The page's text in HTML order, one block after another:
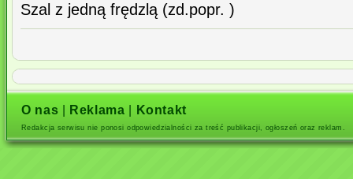
Szal z jedną frędzlą (zd.popr. )
O nas Reklama Kontakt
Redakcja serwisu nie ponosi odpowiedzialności za treść publikacji, ogłoszeń oraz reklam.